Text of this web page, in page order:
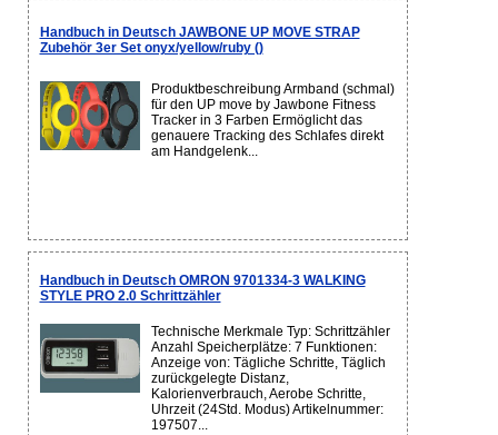
Handbuch in Deutsch JAWBONE UP MOVE STRAP
Zubehör 3er Set onyx/yellow/ruby ()
Produktbeschreibung Armband (schmal)
für den UP move by Jawbone Fitness
Tracker in 3 Farben Ermöglicht das
genauere Tracking des Schlafes direkt
am Handgelenk...
Handbuch in Deutsch OMRON 9701334-3 WALKING
STYLE PRO 2.0 Schrittzähler
Technische Merkmale Typ: Schrittzähler
Anzahl Speicherplätze: 7 Funktionen:
Anzeige von: Tägliche Schritte, Täglich
zurückgelegte Distanz,
Kalorienverbrauch, Aerobe Schritte,
Uhrzeit (24Std. Modus) Artikelnummer:
197507...